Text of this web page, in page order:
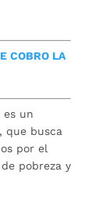
COBRO LA
es un
que busca
por el
pobreza y